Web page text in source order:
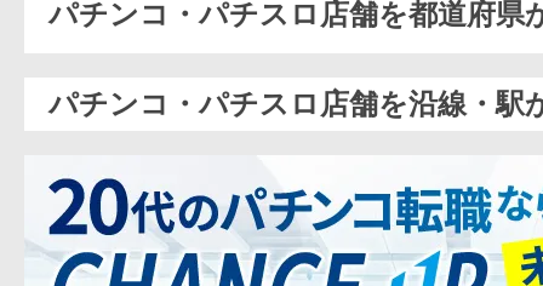
パチンコ・パチスロ店舗を都道府県
パチンコ・パチスロ店舗を沿線・駅